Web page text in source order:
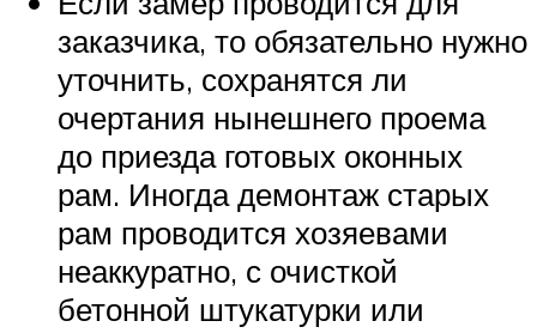
заказчика, то обязательно нужно
уточнить, сохранятся ли
очертания нынешнего проема
до приезда готовых оконных
рам. Иногда демонтаж старых
рам проводится хозяевами
неаккуратно, с очисткой
бетонной штукатурки или